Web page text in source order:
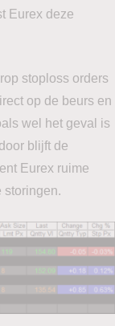
Eurex deze
stoploss orders
op de beurs en
wel het geval is
blijft de
Eurex ruime
storingen.